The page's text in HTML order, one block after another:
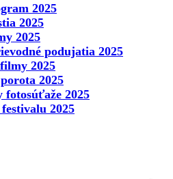
2025
2025
2025
podujatia 2025
2025
2025
fotosúťaže 2025
2025